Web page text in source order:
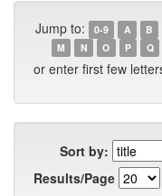
Jump to: 0-9 A B
M
N O P Q
or enter first few
Sort by:
Results/Page